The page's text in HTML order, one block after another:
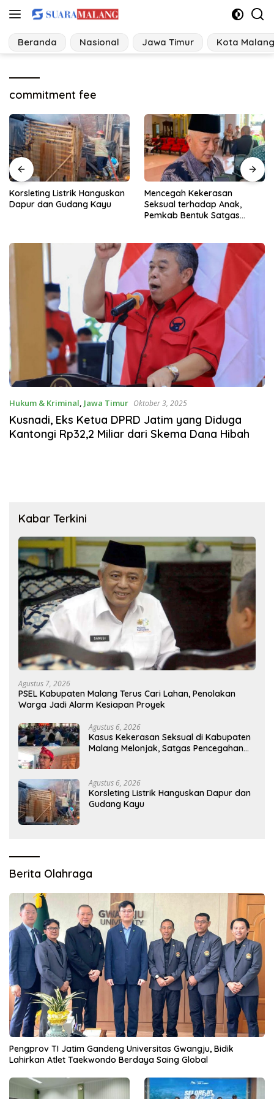
Langsung
konten
Beranda Nasional Jawa Timur Kota Malang
commitment fee
Korsleting Listrik Hanguskan
Dapur dan Gudang Kayu
Mencegah Kekerasan
Seksual terhadap Anak,
Pemkab Bentuk Satgas
Hukum & Kriminal, Jawa Timur Oktober 3, 2025
Kusnadi, Eks Ketua DPRD Jatim yang Diduga
Kantongi Rp32,2 Miliar dari Skema Dana Hibah
Kabar Terkini
Agustus 7, 2026
PSEL Kabupaten Malang Terus Cari Lahan, Penolakan
Warga Jadi Alarm Kesiapan Proyek
Agustus 6, 2026
Kasus Kekerasan Seksual di Kabupaten
Malang Melonjak, Satgas Pencegahan
Agustus 6, 2026
Korsleting Listrik Hanguskan Dapur dan
Gudang Kayu
Berita Olahraga
Pengprov TI Jatim Gandeng Universitas Gwangju, Bidik
Lahirkan Atlet Taekwondo Berdaya Saing Global